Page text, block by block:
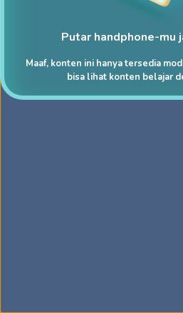
Putar handphone-mu
Maaf, konten ini hanya tersedia
bisa lihat konten belajar